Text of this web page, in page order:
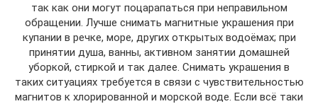
так как они могут поцарапаться при неправильном
обращении. Лучше снимать магнитные украшения при
купании в речке, море, других открытых водоёмах; при
принятии душа, ванны, активном занятии домашней
уборкой, стиркой и так далее. Снимать украшения в
таких ситуациях требуется в связи с чувствительностью
магнитов к хлорированной и морской воде. Если всё таки